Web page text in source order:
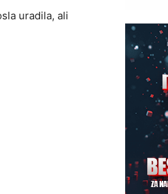
uradila, ali